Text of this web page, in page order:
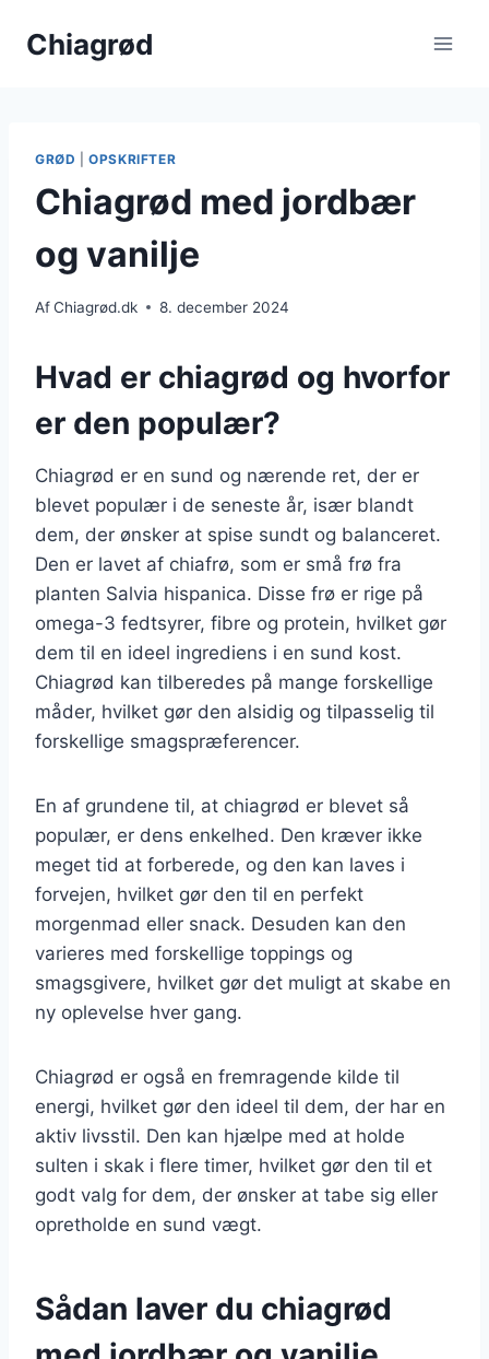
Chiagrød
GRØD |OPSKRIFTER
Chiagrød med jordbær
og vanilje
AfChiagrød.dk 8. december 2024
Hvad er chiagrød og hvorfor
er den populær?
Chiagrød er en sund og nærende ret, der er
blevet populær i de seneste år, især blandt
dem, der ønsker at spise sundt og balanceret.
Den er lavet af chiafrø, som er små frø fra
planten Salvia hispanica. Disse frø er rige på
omega-3 fedtsyrer, fibre og protein, hvilket gør
dem til en ideel ingrediens i en sund kost.
Chiagrød kan tilberedes på mange forskellige
måder, hvilket gør den alsidig og tilpasselig til
forskellige smagspræferencer.
En af grundene til, at chiagrød er blevet så
populær, er dens enkelhed. Den kræver ikke
meget tid at forberede, og den kan laves i
forvejen, hvilket gør den til en perfekt
morgenmad eller snack. Desuden kan den
varieres med forskellige toppings og
smagsgivere, hvilket gør det muligt at skabe en
ny oplevelse hver gang.
Chiagrød er også en fremragende kilde til
energi, hvilket gør den ideel til dem, der har en
aktiv livsstil. Den kan hjælpe med at holde
sulten i skak i flere timer, hvilket gør den til et
godt valg for dem, der ønsker at tabe sig eller
opretholde en sund vægt.
Sådan laver du chiagrød